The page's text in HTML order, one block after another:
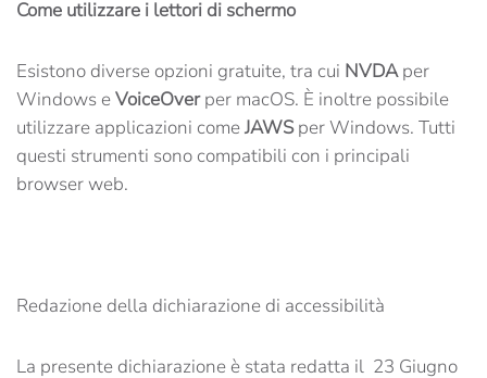
Come utilizzare i lettori di schermo
Esistono diverse opzioni gratuite, tra cui NVDAper
Windows eVoiceOverper macOS. È inoltre possibile
utilizzare applicazioni comeJAWSper Windows. Tutti
questi strumenti sono compatibili con i principali
browser web.
Redazione della dichiarazione di accessibilità
La presente dichiarazione è stata redatta il 23 Giugno